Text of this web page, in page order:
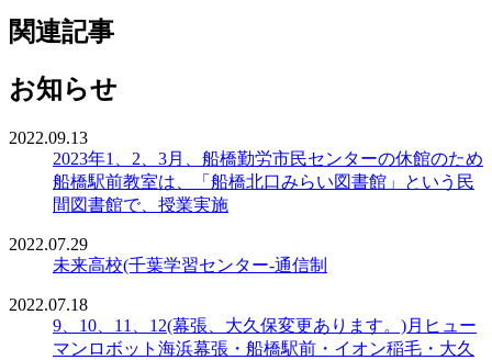
関連記事
お知らせ
2022.09.13
2023年1、2、3月、船橋勤労市民センターの休館のため
船橋駅前教室は、「船橋北口みらい図書館」という民
間図書館で、授業実施
2022.07.29
未来高校(千葉学習センター-通信制
2022.07.18
9、10、11、12(幕張、大久保変更あります。)月ヒュー
マンロボット海浜幕張・船橋駅前・イオン稲毛・大久